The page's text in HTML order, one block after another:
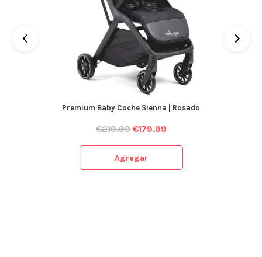
Premium Baby Coche Sienna | Rosado
€219.99 €179.99
Agregar